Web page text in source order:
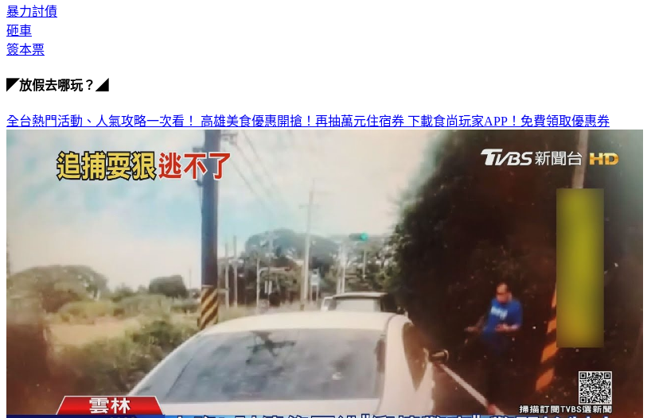
暴力討債
砸車
簽本票
◤放假去哪玩？◢
全台熱門活動、人氣攻略一次看！ 高雄美食優惠開搶！再抽萬元住宿券 下載食尚玩家APP！免費領取優惠券